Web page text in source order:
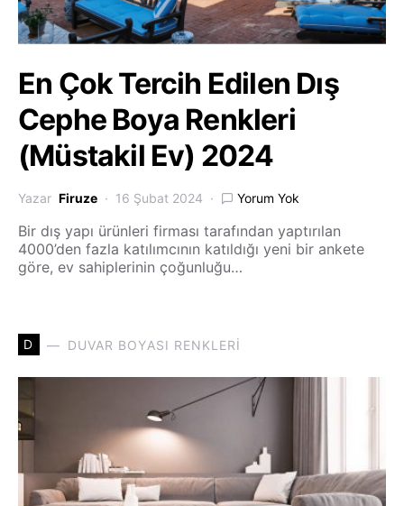
En Çok Tercih Edilen Dış
Cephe Boya Renkleri
(Müstakil Ev) 2024
Yazar Firuze 16 Şubat 2024 Yorum Yok
Bir dış yapı ürünleri firması tarafından yaptırılan
4000’den fazla katılımcının katıldığı yeni bir ankete
göre, ev sahiplerinin çoğunluğu…
D DUVAR BOYASI RENKLERI